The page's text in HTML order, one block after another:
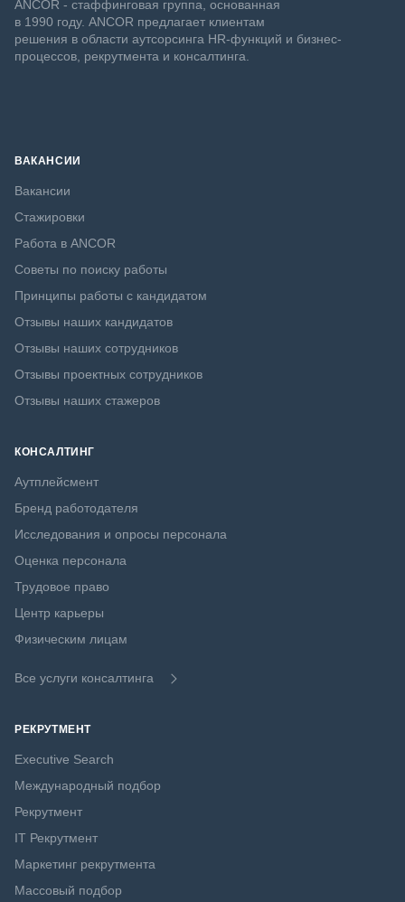
ANCOR - стаффинговая группа, основанная
в 1990 году. ANCOR предлагает клиентам
решения в области аутсорсинга HR-функций и бизнес-
процессов, рекрутмента и консалтинга.
ВАКАНСИИ
Вакансии
Стажировки
Работа в ANCOR
Советы по поиску работы
Принципы работы с кандидатом
Отзывы наших кандидатов
Отзывы наших сотрудников
Отзывы проектных сотрудников
Отзывы наших стажеров
КОНСАЛТИНГ
Аутплейсмент
Бренд работодателя
Исследования и опросы персонала
Оценка персонала
Трудовое право
Центр карьеры
Физическим лицам
Все услуги консалтинга
РЕКРУТМЕНТ
Executive Search
Международный подбор
Рекрутмент
IT Рекрутмент
Маркетинг рекрутмента
Массовый подбор